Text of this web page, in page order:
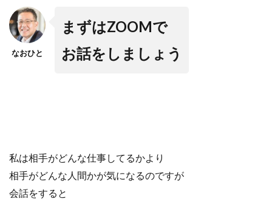
なおひと
まずはZOOMで
お話をしましょう
私は相手がどんな仕事してるかより
相手がどんな人間かが気になるのですが
会話をすると